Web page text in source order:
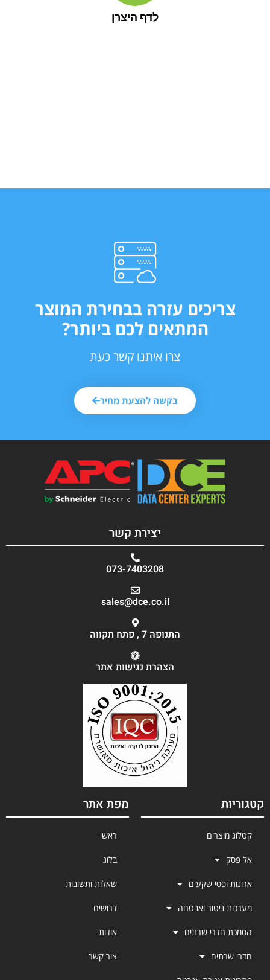
לדף היצרן
צריכים עזרה בבחירת המוצר
המתאים לכם ביותר?
צרו איתנו קשר כעת
בקשה להצעת מחיר
יצירת קשר
073-7403208
sales@dce.co.il
התנופה 7 , פתח תקווה
הצהרת נגישות אתר
קטגוריות
קטלוג מוצרים
אל פסק
ארונות ופסי שקעים
מערכות ניטור ואבטחה
הסמכת חדרי שרתים
חדרי שרתים
מפת אתר
ראשי
בלוג
שאלות ותשובות
דרושים
אודות
צור קשר